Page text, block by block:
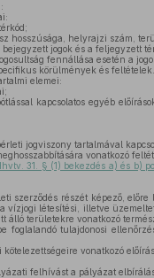
hosszúsága, helyrajzi szám,
jogok és a feljegyzett
fennállása esetén a
körülmények és feltételek.
elemei:
kapcsolatos egyéb
jogviszony tartalmával
vonatkozó
31. § (1) bekezdés a) és b)
szerződés részét képező,
vízjogi létesítési, illetve
álló területekre vonatkozó
foglalandó tulajdonosi
vonatkozó
felhívást a pályázat